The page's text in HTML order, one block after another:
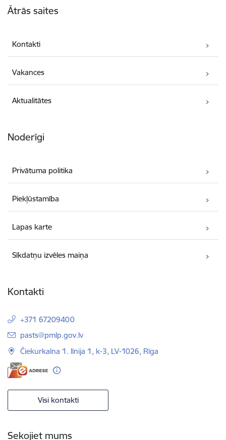
Ātrās saites
Kontakti
Vakances
Aktualitātes
Noderīgi
Privātuma politika
Piekļūstamība
Lapas karte
Sīkdatņu izvēles maiņa
Kontakti
+371 67209400
E-pasts:
pasts@pmlp.gov.lv
Čiekurkalna 1. līnija 1, k-3, LV-1026, Rīga
Visi kontakti
Sekojiet mums